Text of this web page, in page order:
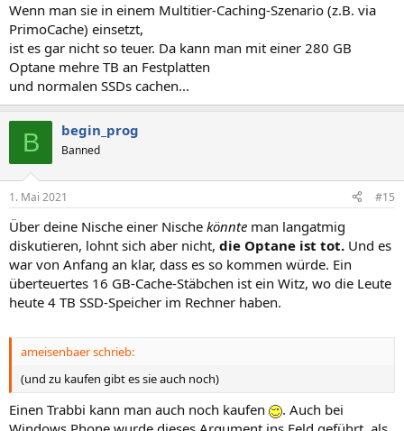
Wenn man sie in einem Multitier-Caching-Szenario (z.B. via
PrimoCache) einsetzt,
ist es gar nicht so teuer. Da kann man mit einer 280 GB
Optane mehre TB an Festplatten
und normalen SSDs cachen...
B begin_prog
Banned
1. Mai 2021 #15
Über deine Nische einer Nische könnte man langatmig
diskutieren, lohnt sich aber nicht, die Optane ist tot. Und es
war von Anfang an klar, dass es so kommen würde. Ein
überteuertes 16 GB-Cache-Stäbchen ist ein Witz, wo die Leute
heute 4 TB SSD-Speicher im Rechner haben.
ameisenbaer schrieb:
(und zu kaufen gibt es sie auch noch)
Einen Trabbi kann man auch noch kaufen
. Auch bei